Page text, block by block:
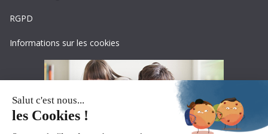
RGPD
Informations sur les cookies